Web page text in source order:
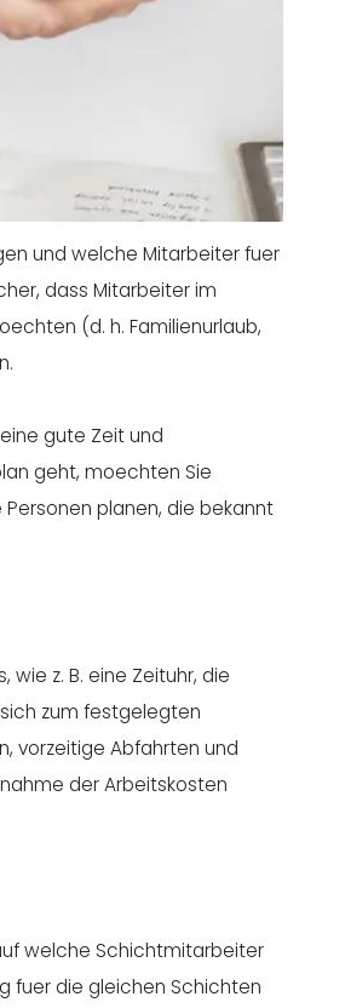
und welche Mitarbeiter fuer
dass Mitarbeiter im
(d. h. Familienurlaub,
gute Zeit und
geht, moechten Sie
planen, die bekannt
z. B. eine Zeituhr, die
zum festgelegten
vorzeitige Abfahrten und
der Arbeitskosten
welche Schichtmitarbeiter
fuer die gleichen Schichten